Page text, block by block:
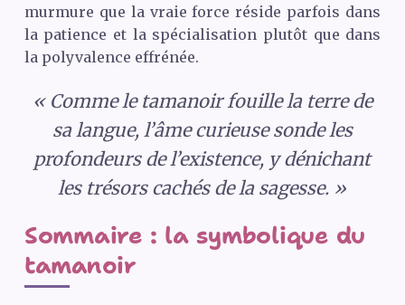
murmure que la vraie force réside parfois dans
la patience et la spécialisation plutôt que dans
la polyvalence effrénée.
« Comme le tamanoir fouille la terre de
sa langue, l’âme curieuse sonde les
profondeurs de l’existence, y dénichant
les trésors cachés de la sagesse. »
Sommaire : la symbolique du
tamanoir